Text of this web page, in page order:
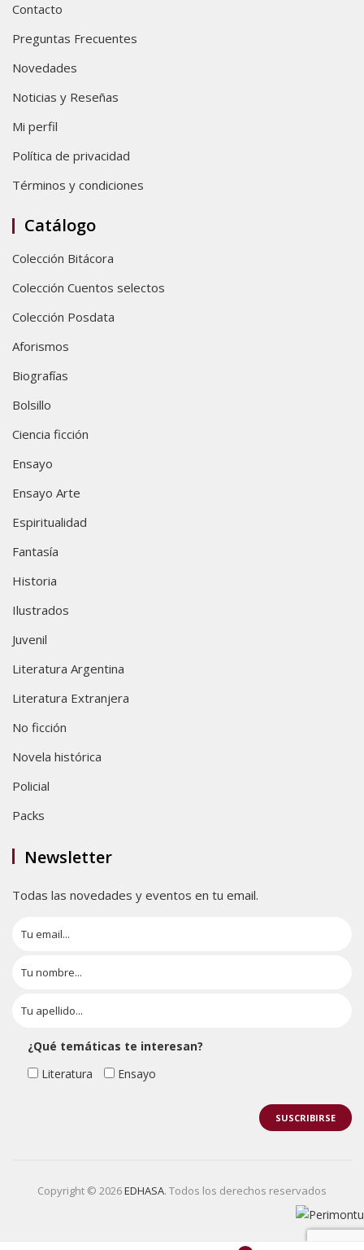
Contacto
Preguntas Frecuentes
Novedades
Noticias y Reseñas
Mi perfil
Política de privacidad
Términos y condiciones
Catálogo
Colección Bitácora
Colección Cuentos selectos
Colección Posdata
Aforismos
Biografías
Bolsillo
Ciencia ficción
Ensayo
Ensayo Arte
Espiritualidad
Fantasía
Historia
Ilustrados
Juvenil
Literatura Argentina
Literatura Extranjera
No ficción
Novela histórica
Policial
Packs
Newsletter
Todas las novedades y eventos en tu email.
¿Qué temáticas te interesan?
Literatura
Ensayo
Copyright © 2026EDHASA. Todos los derechos reservados